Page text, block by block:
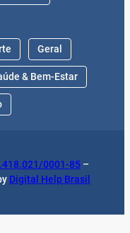
Geral
& Bem-Estar
0001-85–
Digital Help Brasil